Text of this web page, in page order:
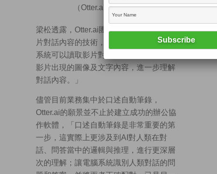
（Otter.ai網上圖片）
梁松透露，Otter.ai團隊已着手探索支援影
片對話內容的技術，「通過影片，我們的
系統可以讀取影片對話的人類表情，以及
影片出現的圖像及文字內容，進一步理解
對話內容。」
儘管目前業務集中於口述自動筆錄，
Otter.ai的願景並不止於建立成功的辦公協
作軟體，「口述自動筆錄是非常重要的第
一步，這實際上更涉及到AI對人類在對
話、問答當中的邏輯與推理，進行更深層
次的理解；讓電腦系統識別人類對話的問